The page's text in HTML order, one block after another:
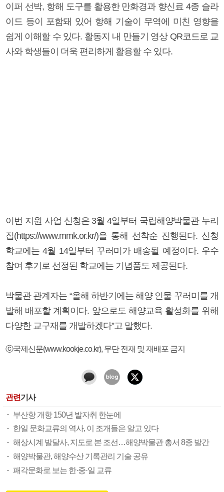
이퍼 선박, 항해 도구를 활용한 만화경과 향신료 4종 슬라
이드 등이 포함돼 있어 항해 기술이 무역에 미친 영향을
쉽게 이해할 수 있다. 활동지 내 만들기 영상 QR코드로 교
사와 학생들이 더욱 편리하게 활용할 수 있다.
이번 지원 사업 신청은 3월 4일부터 국립해양박물관 누리
집(https://www.mmk.or.kr/)을 통해 선착순 진행된다. 신청
학교에는 4월 14일부터 꾸러미가 배송될 예정이다. 우수
참여 후기로 선정된 학교에는 기념품도 제공된다.
박물관 관계자는 “올해 하반기에는 해양 인물 꾸러미를 개
발해 배포할 계획이다. 앞으로도 해양교육 활성화를 위해
다양한 교구재를 개발하겠다”고 말했다.
ⓒ국제신문(www.kookje.co.kr), 무단 전재 및 재배포 금지
관련기사
부산항 개항 150년 발자취 한눈에
한일 문화교류의 역사, 이 조개들은 알고 있다
해상시계 발달사, 지도로 본 조선…해양박물관 총서 8종 발간
해양박물관, 해양수산 기록관리 기술 공유
패각문화로 보는 한·중·일 교류